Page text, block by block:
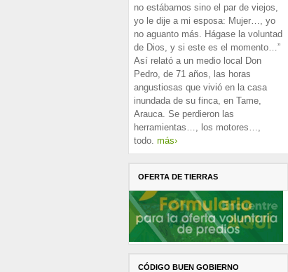
no estábamos sino el par de viejos,
yo le dije a mi esposa: Mujer…, yo
no aguanto más. Hágase la voluntad
de Dios, y si este es el momento…”
Así relató a un medio local Don
Pedro, de 71 años, las horas
angustiosas que vivió en la casa
inundada de su finca, en Tame,
Arauca. Se perdieron las
herramientas…, los motores…,
todo. más›
OFERTA DE TIERRAS
CÓDIGO BUEN GOBIERNO